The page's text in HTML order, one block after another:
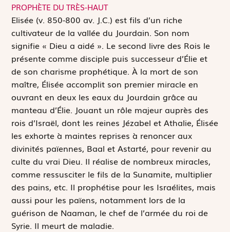
PROPHÈTE DU TRÈS-HAUT
Elisée (v. 850-800 av. J.C.) est fils d’un riche
cultivateur de la vallée du Jourdain. Son nom
signifie « Dieu a aidé ». Le second livre des Rois le
présente comme disciple puis successeur d’Élie et
de son charisme prophétique. À la mort de son
maître, Élisée accomplit son premier miracle en
ouvrant en deux les eaux du Jourdain grâce au
manteau d’Élie. Jouant un rôle majeur auprès des
rois d’Israël, dont les reines Jézabel et Athalie, Élisée
les exhorte à maintes reprises à renoncer aux
divinités païennes, Baal et Astarté, pour revenir au
culte du vrai Dieu. Il réalise de nombreux miracles,
comme ressusciter le fils de la Sunamite, multiplier
des pains, etc. Il prophétise pour les Israélites, mais
aussi pour les païens, notamment lors de la
guérison de Naaman, le chef de l’armée du roi de
Syrie. Il meurt de maladie.